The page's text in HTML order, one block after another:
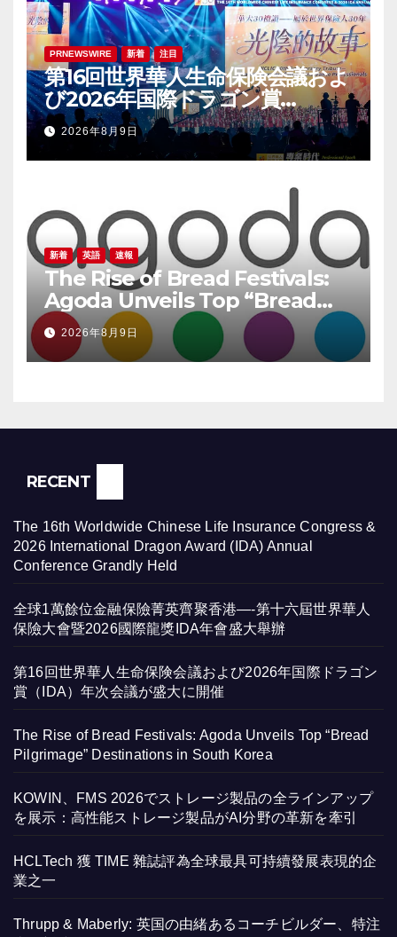
PRNEWSWIRE 新着 注目
第16回世界華人生命保険会議およ
び2026年国際ドラゴン賞
（IDA）年次会議が盛大に開催
2026年8月9日
新着 英語 速報
The Rise of Bread Festivals:
Agoda Unveils Top “Bread
Pilgrimage” Destinations in
South Korea
2026年8月9日
RECENT
The 16th Worldwide Chinese Life Insurance Congress &
2026 International Dragon Award (IDA) Annual
Conference Grandly Held
全球1萬餘位金融保險菁英齊聚香港—-第十六屆世界華人
保險大會暨2026國際龍獎IDA年會盛大舉辦
第16回世界華人生命保険会議および2026年国際ドラゴン
賞（IDA）年次会議が盛大に開催
The Rise of Bread Festivals: Agoda Unveils Top “Bread
Pilgrimage” Destinations in South Korea
KOWIN、FMS 2026でストレージ製品の全ラインアップ
を展示：高性能ストレージ製品がAI分野の革新を牽引
HCLTech 獲 TIME 雜誌評為全球最具可持續發展表現的企
業之一
Thrupp & Maberly: 英国の由緒あるコーチビルダー、特注